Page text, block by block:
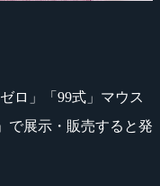
ロ」「99式」マウス
で展示・販売すると発